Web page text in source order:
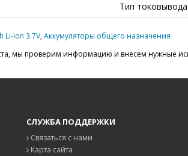
Тип токовывода
Li-ion 3.7V,Аккумуляторы общего назначения
мы проверим информацию и внесем нужные
СЛУЖБА ПОДДЕРЖКИ
Связаться с нами
Карта сайта